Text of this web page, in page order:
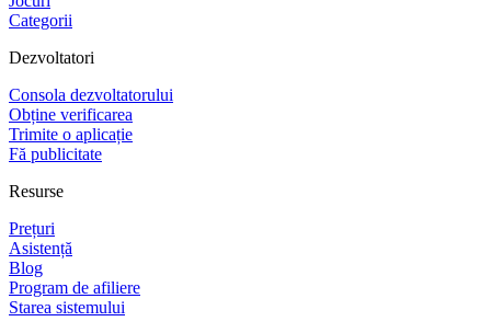
Categorii
Dezvoltatori
Consola dezvoltatorului
Obține verificarea
Trimite o aplicație
Fă publicitate
Resurse
Prețuri
Asistență
Blog
Program de afiliere
Starea sistemului